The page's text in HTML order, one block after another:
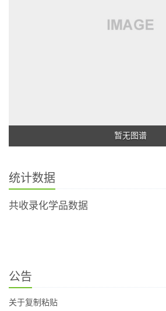
暂无图谱
统计数据
共收录化学品数据
公告
关于复制粘贴